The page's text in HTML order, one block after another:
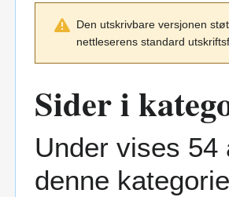
navigering
Den utskrivbare versjonen
nettleserens standard
Sider i
Under vises
denne